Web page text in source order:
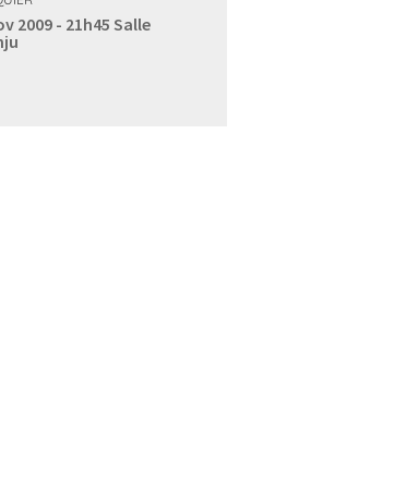
2009 - 21h45Salle